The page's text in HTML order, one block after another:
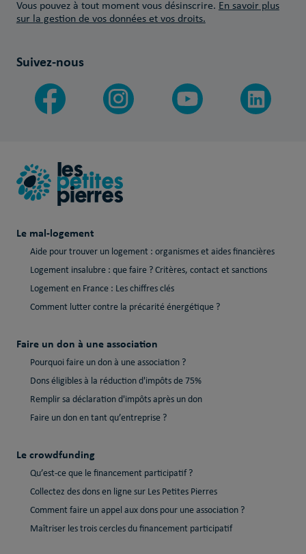
Vous pouvez à tout moment vous désinscrire. En savoir plus
sur la gestion de vos données et vos droits.
Suivez-nous
Le mal-logement
Aide pour trouver un logement : organismes et aides financières
Logement insalubre : que faire ? Critères, contact et sanctions
Logement en France : Les chiffres clés
Comment lutter contre la précarité énergétique ?
Faire un don à une association
Pourquoi faire un don à une association ?
Dons éligibles à la réduction d'impôts de 75%
Remplir sa déclaration d'impôts après un don
Faire un don en tant qu’entreprise ?
Le crowdfunding
Qu’est-ce que le financement participatif ?
Collectez des dons en ligne sur Les Petites Pierres
Comment faire un appel aux dons pour une association ?
Maîtriser les trois cercles du financement participatif